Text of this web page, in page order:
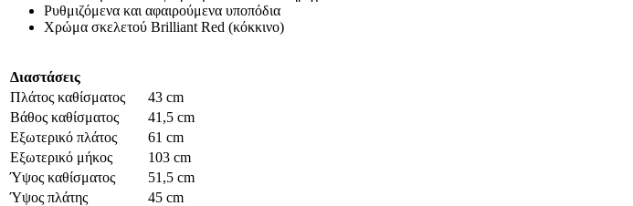
Ρυθμιζόμενα και αφαιρούμενα υποπόδια
Χρώμα σκελετού Brilliant Red (κόκκινο)
Διαστάσεις
Πλάτος καθίσματος
43 cm
Βάθος καθίσματος
41,5 cm
Εξωτερικό πλάτος
61 cm
Εξωτερικό μήκος
103 cm
Ύψος καθίσματος
51,5 cm
Ύψος πλάτης
45 cm